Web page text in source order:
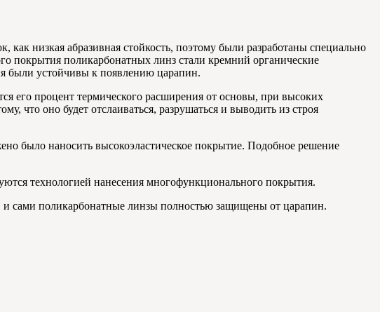
низкая абразивная стойкость, поэтому были разработаны специально
покрытия поликарбонатных линз стали кремний органические
были устойчивы к появлению царапин.
его процент термического расширения от основы, при высоких
что оно будет отслаиваться, разрушаться и выводить из строя
было наносить высокоэластическое покрытие. Подобное решение
технологией нанесения многофункционального покрытия.
и сами поликарбонатные линзы полностью защищены от царапин.